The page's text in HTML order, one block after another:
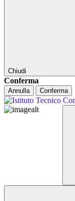
Chiudi
Conferma
Annulla Conferma